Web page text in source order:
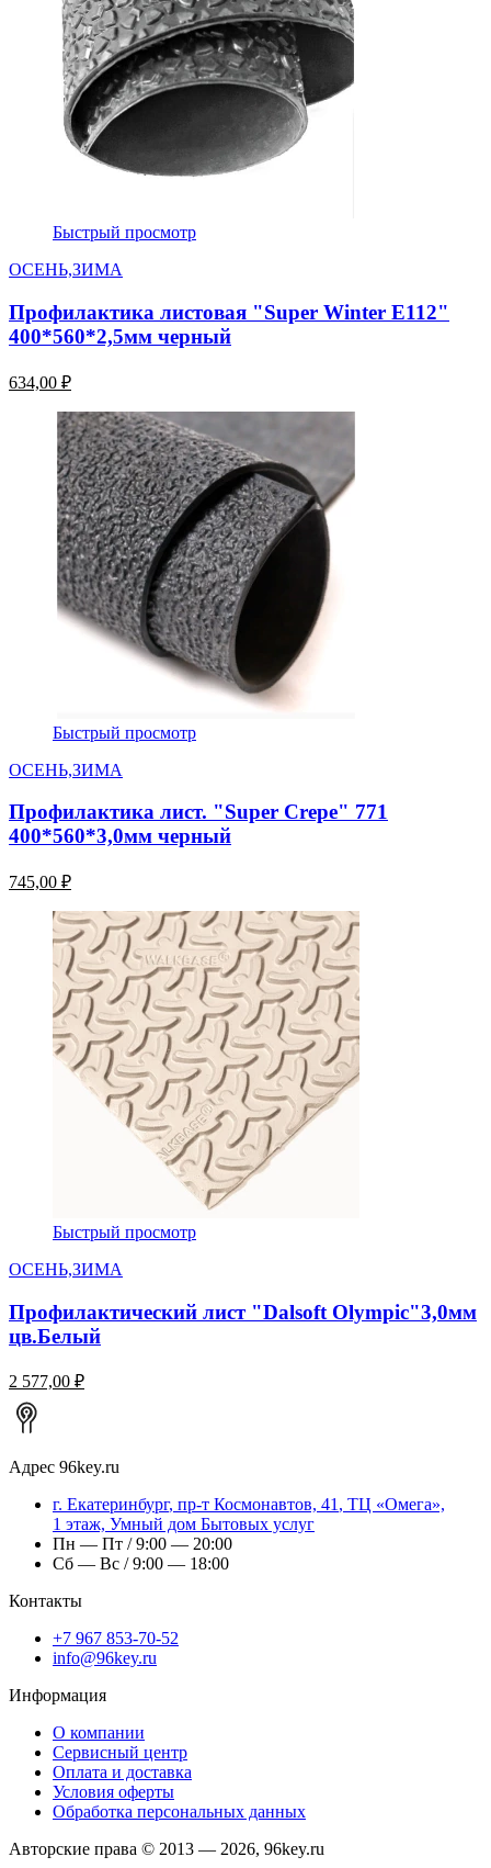
Быстрый просмотр
ОСЕНЬ,ЗИМА
Профилактика листовая "Super Winter E112"
400*560*2,5мм черный
634,00 ₽
Быстрый просмотр
ОСЕНЬ,ЗИМА
Профилактика лист. "Super Crepe" 771
400*560*3,0мм черный
745,00 ₽
Быстрый просмотр
ОСЕНЬ,ЗИМА
Профилактический лист "Dalsoft Olympic"3,0мм
цв.Белый
2 577,00 ₽
Адрес 96key.ru
г. Екатеринбург, пр-т Космонавтов, 41, ТЦ «Омега»,
1 этаж, Умный дом Бытовых услуг
Пн — Пт / 9:00 — 20:00
Сб — Вс / 9:00 — 18:00
Контакты
+7 967 853-70-52
info@96key.ru
Информация
О компании
Сервисный центр
Оплата и доставка
Условия оферты
Обработка персональных данных
Авторские права © 2013 — 2026, 96key.ru